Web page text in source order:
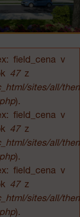
field_cena v
47z
sites/all/
).
field_cena v
47z
sites/all/
).
field_cena v
47z
sites/all/
).